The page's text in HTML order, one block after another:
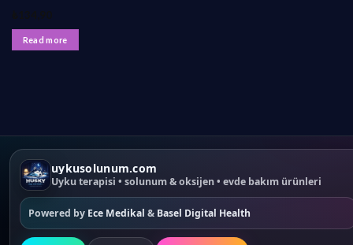
Read more
uykusolunum.com
Uyku terapisi • solunum & oksijen • evde bakım ürünleri
Powered by Ece Medikal & Basel Digital Health